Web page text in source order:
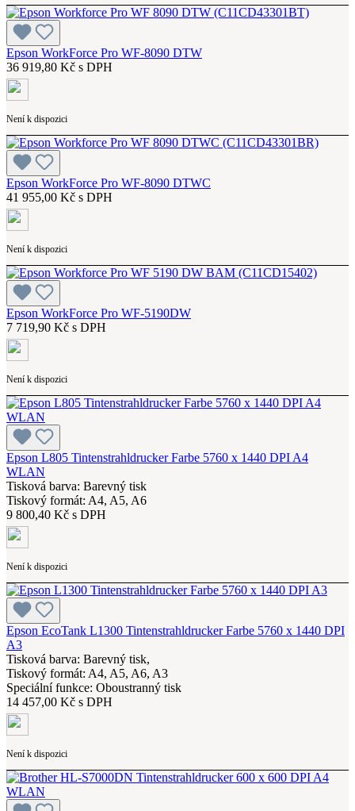
Epson WorkForce Pro WF-8090 DTW
36 919,80 Kč s DPH
Není k dispozici
Epson WorkForce Pro WF-8090 DTWC
41 955,00 Kč s DPH
Není k dispozici
Epson WorkForce Pro WF-5190DW
7 719,90 Kč s DPH
Není k dispozici
Epson L805 Tintenstrahldrucker Farbe 5760 x 1440 DPI A4
WLAN
Tisková barva: Barevný tisk
Tiskový formát: A4, A5, A6
9 800,40 Kč s DPH
Není k dispozici
Epson EcoTank L1300 Tintenstrahldrucker Farbe 5760 x 1440 DPI
A3
Tisková barva: Barevný tisk,
Tiskový formát: A4, A5, A6, A3
Speciální funkce: Oboustranný tisk
14 457,00 Kč s DPH
Není k dispozici